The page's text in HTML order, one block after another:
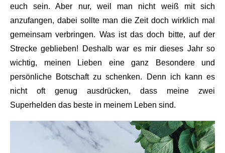
euch sein. Aber nur, weil man nicht weiß mit sich
anzufangen, dabei sollte man die Zeit doch wirklich mal
gemeinsam verbringen. Was ist das doch bitte, auf der
Strecke geblieben! Deshalb war es mir dieses Jahr so
wichtig, meinen Lieben eine ganz Besondere und
persönliche Botschaft zu schenken. Denn ich kann es
nicht oft genug ausdrücken, dass meine zwei
Superhelden das beste in meinem Leben sind.